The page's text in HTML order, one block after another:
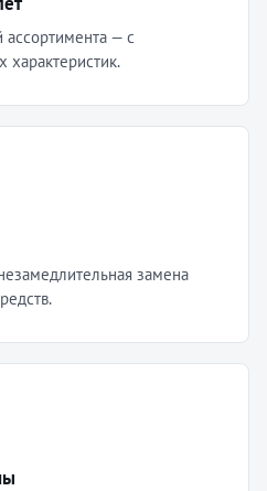
— с
характеристик.
замена